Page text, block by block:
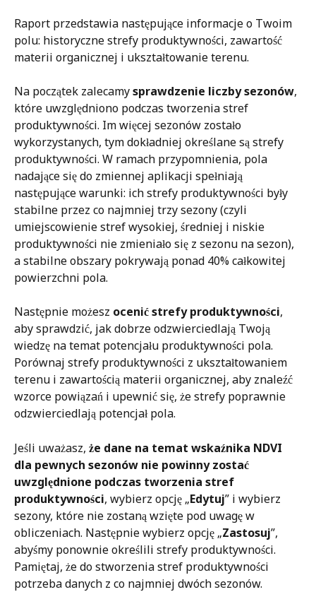
Raport przedstawia następujące informacje o Twoim
polu: historyczne strefy produktywności, zawartość
materii organicznej i ukształtowanie terenu.
Na początek zalecamy sprawdzenie liczby sezonów,
które uwzględniono podczas tworzenia stref
produktywności. Im więcej sezonów zostało
wykorzystanych, tym dokładniej określane są strefy
produktywności. W ramach przypomnienia, pola
nadające się do zmiennej aplikacji spełniają
następujące warunki: ich strefy produktywności były
stabilne przez co najmniej trzy sezony (czyli
umiejscowienie stref wysokiej, średniej i niskie
produktywności nie zmieniało się z sezonu na sezon),
a stabilne obszary pokrywają ponad 40% całkowitej
powierzchni pola.
Następnie możesz ocenić strefy produktywności,
aby sprawdzić, jak dobrze odzwierciedlają Twoją
wiedzę na temat potencjału produktywności pola.
Porównaj strefy produktywności z ukształtowaniem
terenu i zawartością materii organicznej, aby znaleźć
wzorce powiązań i upewnić się, że strefy poprawnie
odzwierciedlają potencjał pola.
Jeśli uważasz, że dane na temat wskaźnika NDVI
dla pewnych sezonów nie powinny zostać
uwzględnione podczas tworzenia stref
produktywności, wybierz opcję „Edytuj” i wybierz
sezony, które nie zostaną wzięte pod uwagę w
obliczeniach. Następnie wybierz opcję „Zastosuj”,
abyśmy ponownie określili strefy produktywności.
Pamiętaj, że do stworzenia stref produktywności
potrzeba danych z co najmniej dwóch sezonów.